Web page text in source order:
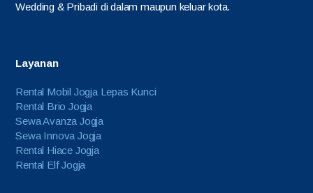
Wedding & Pribadi di dalam maupun keluar kota.
Layanan
Rental Mobil Jogja Lepas Kunci
Rental Brio Jogja
Sewa Avanza Jogja
Sewa Innova Jogja
Rental Hiace Jogja
Rental Elf Jogja